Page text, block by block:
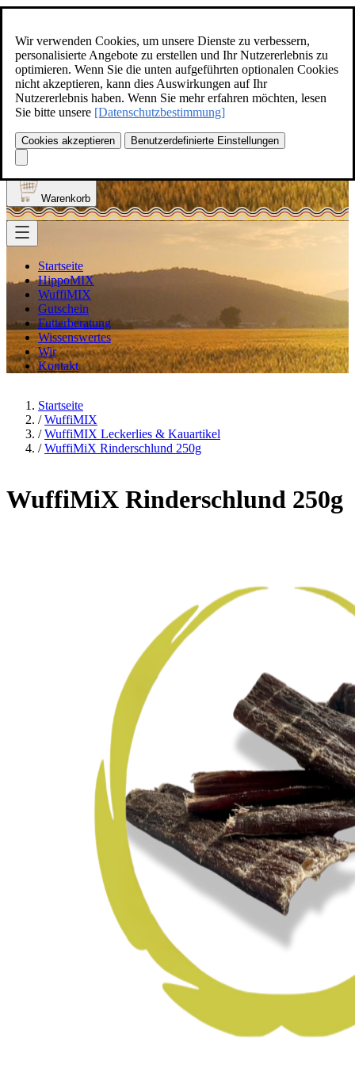
Wir verwenden Cookies, um unsere Dienste zu verbessern,
personalisierte Angebote zu erstellen und Ihr Nutzererlebnis zu
optimieren. Wenn Sie die unten aufgeführten optionalen Cookies
nicht akzeptieren, kann dies Auswirkungen auf Ihr
Nutzererlebnis haben. Wenn Sie mehr erfahren möchten, lesen
Sie bitte unsere [Datenschutzbestimmung]
Cookies akzeptieren Benutzerdefinierte Einstellungen
Zum Inhalt springen
+49(0)5129-308
Produkt finden
0
Warenkorb
Startseite
HippoMIX
WuffiMIX
Gutschein
Futterberatung
Wissenswertes
Wir
Kontakt
Startseite
/ WuffiMIX
/ WuffiMIX Leckerlies & Kauartikel
/ WuffiMiX Rinderschlund 250g
WuffiMiX Rinderschlund 250g